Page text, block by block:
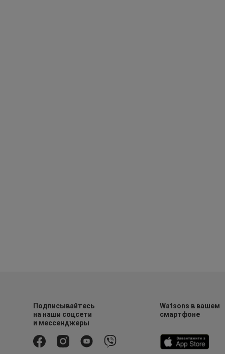
Подписывайтесь
на наши соцсети
и мессенджеры
Watsons в вашем
смартфоне